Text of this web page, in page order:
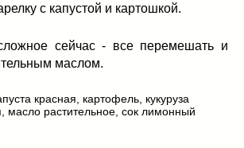
с капустой и картошкой.
сейчас - все перемешать и
маслом.
красная картофель кукуруза
масло растительное сок лимонный